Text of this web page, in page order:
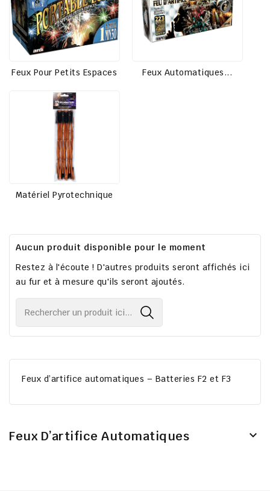
Feux Pour Petits Espaces Feux Automatiques...
Matériel Pyrotechnique
Aucun produit disponible pour le moment
Restez à l'écoute ! D'autres produits seront affichés ici
au fur et à mesure qu'ils seront ajoutés.
Feux d’artifice automatiques – Batteries F2 et F3
Feux D’artifice Automatiques 